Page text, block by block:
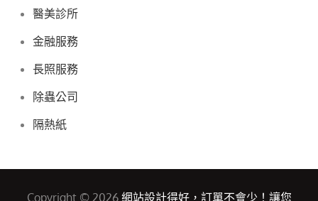
醫美診所
金融服務
長照服務
除蟲公司
隔熱紙
Copyright © 2026 網站設計得好，訂單不會少！讓您